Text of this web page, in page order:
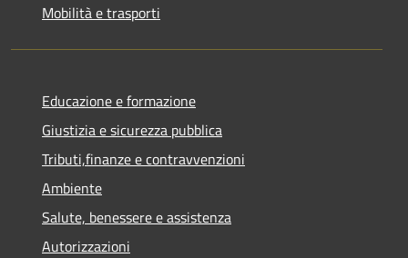
Mobilità e trasporti
Educazione e formazione
Giustizia e sicurezza pubblica
Tributi,finanze e contravvenzioni
Ambiente
Salute, benessere e assistenza
Autorizzazioni